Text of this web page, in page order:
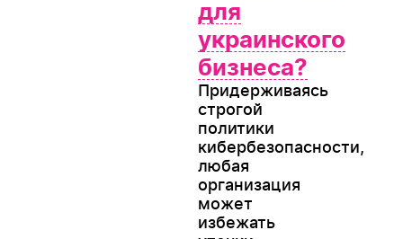
для
украинского
бизнеса?
Придерживаясь
строгой
политики
кибербезопасности,
любая
организация
может
избежать